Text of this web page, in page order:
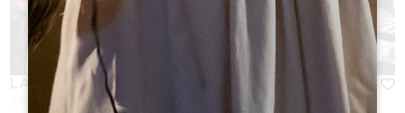
LA BOUCHERIE SAINT-ÉMILION
SAINT-EMILION